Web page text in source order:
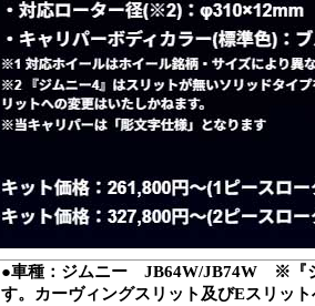
●車種：ジムニー JB64W/JB74W ※『ジ
す。カーヴィングスリット及びEスリッ